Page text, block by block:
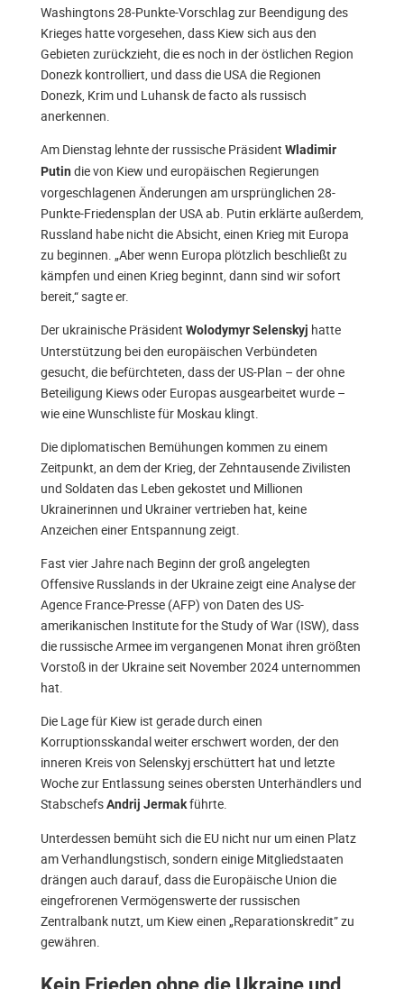
Washingtons 28-Punkte-Vorschlag zur Beendigung des
Krieges hatte vorgesehen, dass Kiew sich aus den
Gebieten zurückzieht, die es noch in der östlichen Region
Donezk kontrolliert, und dass die USA die Regionen
Donezk, Krim und Luhansk de facto als russisch
anerkennen.
Am Dienstag lehnte der russische Präsident Wladimir
Putin die von Kiew und europäischen Regierungen
vorgeschlagenen Änderungen am ursprünglichen 28-
Punkte-Friedensplan der USA ab. Putin erklärte außerdem,
Russland habe nicht die Absicht, einen Krieg mit Europa
zu beginnen. „Aber wenn Europa plötzlich beschließt zu
kämpfen und einen Krieg beginnt, dann sind wir sofort
bereit,“ sagte er.
Der ukrainische Präsident Wolodymyr Selenskyj hatte
Unterstützung bei den europäischen Verbündeten
gesucht, die befürchteten, dass der US-Plan – der ohne
Beteiligung Kiews oder Europas ausgearbeitet wurde –
wie eine Wunschliste für Moskau klingt.
Die diplomatischen Bemühungen kommen zu einem
Zeitpunkt, an dem der Krieg, der Zehntausende Zivilisten
und Soldaten das Leben gekostet und Millionen
Ukrainerinnen und Ukrainer vertrieben hat, keine
Anzeichen einer Entspannung zeigt.
Fast vier Jahre nach Beginn der groß angelegten
Offensive Russlands in der Ukraine zeigt eine Analyse der
Agence France-Presse (AFP) von Daten des US-
amerikanischen Institute for the Study of War (ISW), dass
die russische Armee im vergangenen Monat ihren größten
Vorstoß in der Ukraine seit November 2024 unternommen
hat.
Die Lage für Kiew ist gerade durch einen
Korruptionsskandal weiter erschwert worden, der den
inneren Kreis von Selenskyj erschüttert hat und letzte
Woche zur Entlassung seines obersten Unterhändlers und
StabschefsAndrij Jermakführte.
Unterdessen bemüht sich die EU nicht nur um einen Platz
am Verhandlungstisch, sondern einige Mitgliedstaaten
drängen auch darauf, dass die Europäische Union die
eingefrorenen Vermögenswerte der russischen
Zentralbank nutzt, um Kiew einen „Reparationskredit” zu
gewähren.